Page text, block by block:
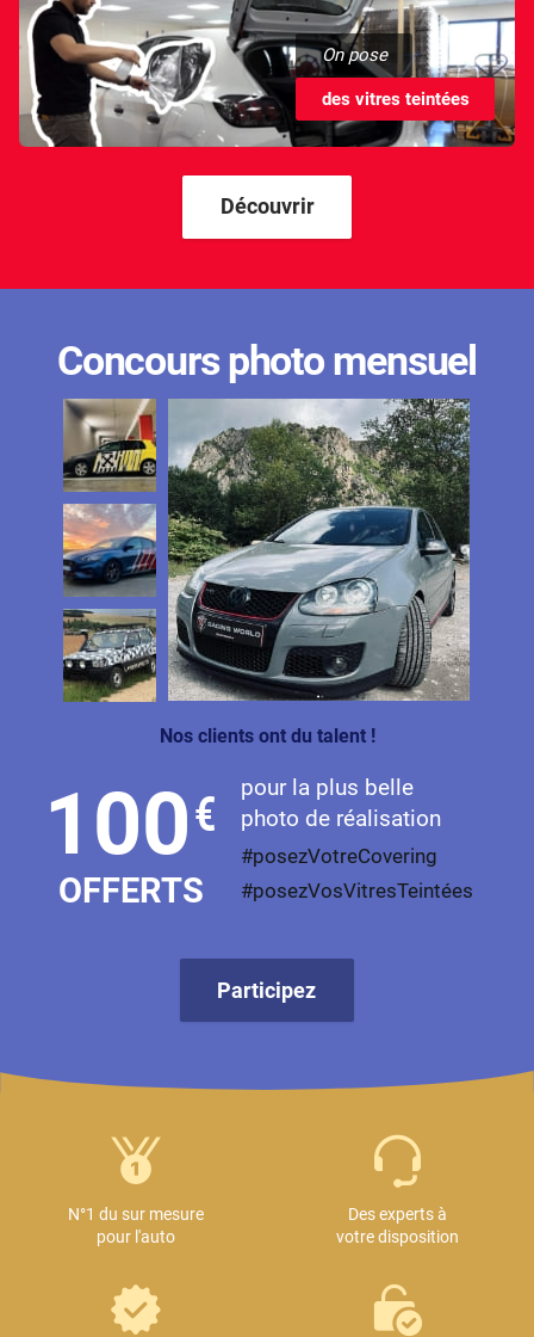
On pose
des vitres teintées
Découvrir
Concours photo mensuel
Nos clients ont du talent !
100€
OFFERTS
pour la plus belle
photo de réalisation
#posezVotreCovering
#posezVosVitresTeintées
Participez
N°1 du sur mesure
pour l'auto
Des experts à
votre disposition